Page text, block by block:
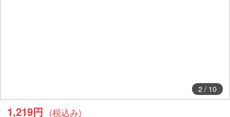
3/ 10
1,219円 (税込み)